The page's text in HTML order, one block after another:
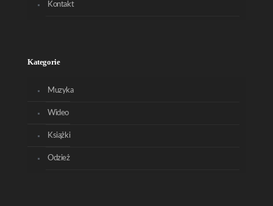
Kontakt
Kategorie
Muzyka
Wideo
Książki
Odzież